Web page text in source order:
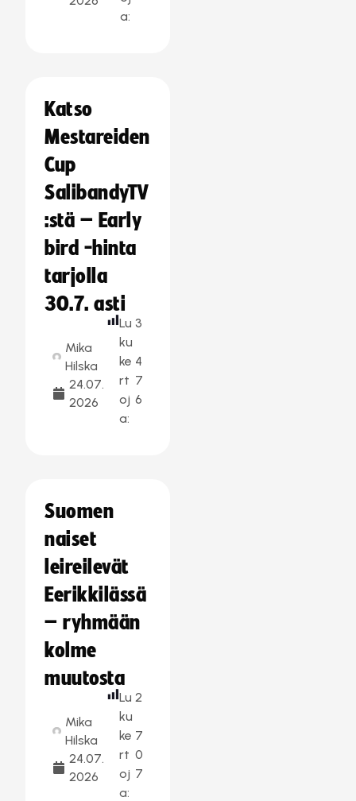
a:
Katso
Mestareiden
Cup
SalibandyTV
:stä – Early
bird -hinta
tarjolla
30.7. asti
Mika
Hilska
24.07.
2026
Lu
ku
ke
rt
oj
a:
3
4
7
6
Suomen
naiset
leireilevät
Eerikkilässä
– ryhmään
kolme
muutosta
Mika
Hilska
24.07.
2026
Lu
ku
ke
rt
oj
a:
2
7
0
7